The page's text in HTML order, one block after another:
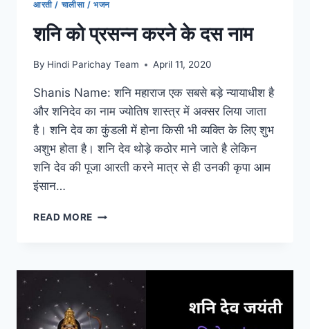
आरती / चालीसा / भजन
शनि को प्रसन्न करने के दस नाम
By Hindi Parichay Team April 11, 2020
Shanis Name: शनि महाराज एक सबसे बड़े न्यायाधीश है
और शनिदेव का नाम ज्योतिष शास्त्र में अक्सर लिया जाता
है। शनि देव का कुंडली में होना किसी भी व्यक्ति के लिए शुभ
अशुभ होता है। शनि देव थोड़े कठोर माने जाते है लेकिन
शनि देव की पूजा आरती करने मात्र से ही उनकी कृपा आम
इंसान…
READ MORE शनि
के